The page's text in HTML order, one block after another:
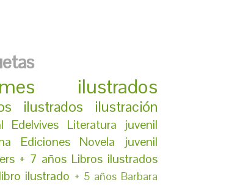
ilustrados
ilustrados ilustración
Edelvives Literatura juvenil
Ediciones
Novela juvenil
+ 7 años Libros ilustrados
libro ilustrado + 5 años Barbara